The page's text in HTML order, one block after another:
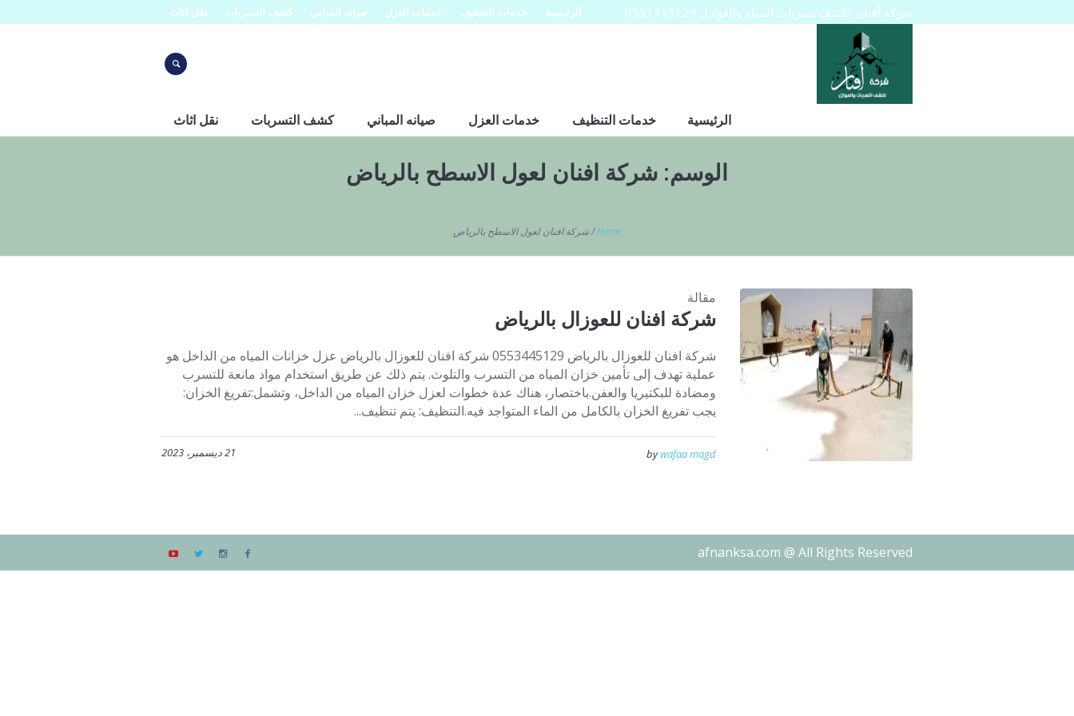
الرئيسية خدمات التنظيف خدمات العزل صيانه المباني كشف التسربات نقل اثاث شركة أفنان لكشف تسربات المياه والعوازل 0553445129
الرئيسية خدمات التنظيف خدمات العزل صيانه المباني كشف التسربات نقل اثاث
الوسم: شركة افنان لعول الاسطح بالرياض
Home
/شركة افنان لعول الاسطح بالرياض
مقالة
شركة افنان للعوزال بالرياض
شركة افنان للعوزال بالرياض 0553445129 شركة افنان للعوزال بالرياض عزل خزانات المياه من الداخل هو
عملية تهدف إلى تأمين خزان المياه من التسرب والتلوث. يتم ذلك عن طريق استخدام مواد مانعة للتسرب
ومضادة للبكتيريا والعفن.باختصار، هناك عدة خطوات لعزل خزان المياه من الداخل، وتشمل:تفريغ الخزان:
يجب تفريغ الخزان بالكامل من الماء المتواجد فيه.التنظيف: يتم تنظيف...
21 ديسمبر، 2023 bywafaa magd
afnanksa.com @ All Rights Reserved